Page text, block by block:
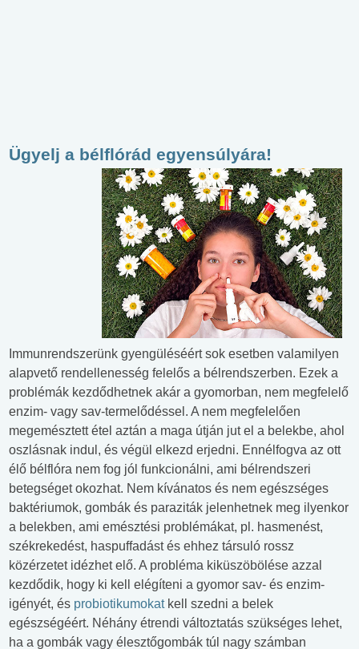
Ügyelj a bélflórád egyensúlyára!
Immunrendszerünk gyengüléséért sok esetben valamilyen
alapvető rendellenesség felelős a bélrendszerben. Ezek a
problémák kezdődhetnek akár a gyomorban, nem megfelelő
enzim- vagy sav-termelődéssel. A nem megfelelően
megemésztett étel aztán a maga útján jut el a belekbe, ahol
oszlásnak indul, és végül elkezd erjedni. Ennélfogva az ott
élő bélflóra nem fog jól funkcionálni, ami bélrendszeri
betegséget okozhat. Nem kívánatos és nem egészséges
baktériumok, gombák és paraziták jelenhetnek meg ilyenkor
a belekben, ami emésztési problémákat, pl. hasmenést,
székrekedést, haspuffadást és ehhez társuló rossz
közérzetet idézhet elő. A probléma kiküszöbölése azzal
kezdődik, hogy ki kell elégíteni a gyomor sav- és enzim-
igényét, és probiotikumokatkell szedni a belek
egészségéért. Néhány étrendi változtatás szükséges lehet,
ha a gombák vagy élesztőgombák túl nagy számban